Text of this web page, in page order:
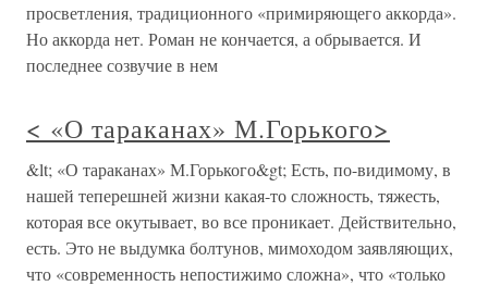
просветления, традиционного «примиряющего аккорда».
Но аккорда нет. Роман не кончается, а обрывается. И
последнее созвучие в нем
< «О тараканах» М.Горького>
&lt; «О тараканах» М.Горького&gt; Есть, по-видимому, в
нашей теперешней жизни какая-то сложность, тяжесть,
которая все окутывает, во все проникает. Действительно,
есть. Это не выдумка болтунов, мимоходом заявляющих,
что «современность непостижимо сложна», что «только